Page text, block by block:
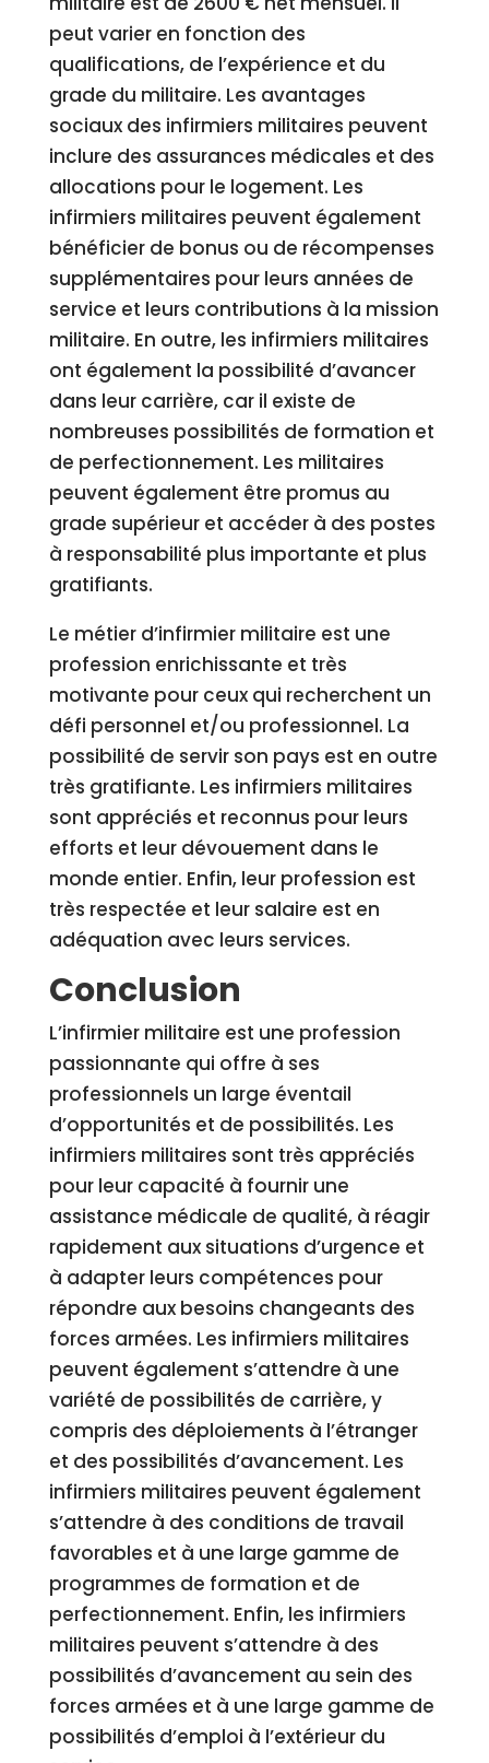
peut varier en fonction des
qualifications, de l’expérience et du
grade du militaire. Les avantages
sociaux des infirmiers militaires peuvent
inclure des assurances médicales et des
allocations pour le logement. Les
infirmiers militaires peuvent également
bénéficier de bonus ou de récompenses
supplémentaires pour leurs années de
service et leurs contributions à la mission
militaire. En outre, les infirmiers militaires
ont également la possibilité d’avancer
dans leur carrière, car il existe de
nombreuses possibilités de formation et
de perfectionnement. Les militaires
peuvent également être promus au
grade supérieur et accéder à des postes
à responsabilité plus importante et plus
gratifiants.
Le métier d’infirmier militaire est une
profession enrichissante et très
motivante pour ceux qui recherchent un
défi personnel et/ou professionnel. La
possibilité de servir son pays est en outre
très gratifiante. Les infirmiers militaires
sont appréciés et reconnus pour leurs
efforts et leur dévouement dans le
monde entier. Enfin, leur profession est
très respectée et leur salaire est en
adéquation avec leurs services.
Conclusion
L’infirmier militaire est une profession
passionnante qui offre à ses
professionnels un large éventail
d’opportunités et de possibilités. Les
infirmiers militaires sont très appréciés
pour leur capacité à fournir une
assistance médicale de qualité, à réagir
rapidement aux situations d’urgence et
à adapter leurs compétences pour
répondre aux besoins changeants des
forces armées. Les infirmiers militaires
peuvent également s’attendre à une
variété de possibilités de carrière, y
compris des déploiements à l’étranger
et des possibilités d’avancement. Les
infirmiers militaires peuvent également
s’attendre à des conditions de travail
favorables et à une large gamme de
programmes de formation et de
perfectionnement. Enfin, les infirmiers
militaires peuvent s’attendre à des
possibilités d’avancement au sein des
forces armées et à une large gamme de
possibilités d’emploi à l’extérieur du